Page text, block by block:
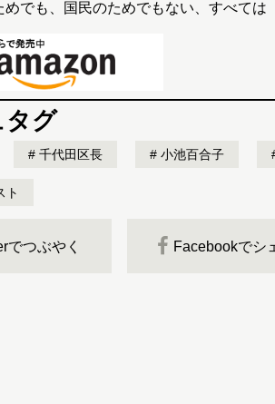
めでも、国民のためでもない、すべては
タグ
千代田区長 小池百合子
ト
でつぶやく Facebookでシ